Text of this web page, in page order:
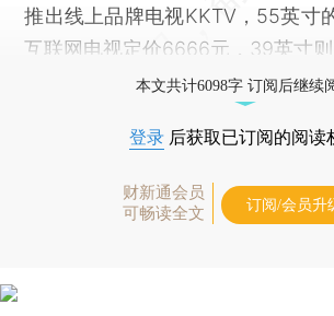
推出线上品牌电视KKTV，55英寸
互联网电视定价6666元，39英寸则
本文共计6098字 订阅后继续
登录 后获取已订阅的阅读
财新通会员
可畅读全文
订阅/会员升